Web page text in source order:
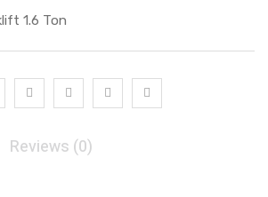
1.6 Ton
Reviews (0)